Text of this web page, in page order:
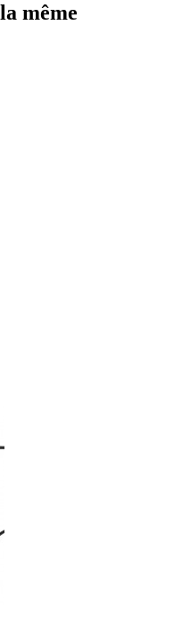
même